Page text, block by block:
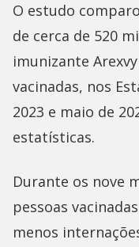
O estudo
de cerca de 520
imunizante
vacinadas, nos
2023 e maio de
estatísticas.
Durante os nove
pessoas
menos